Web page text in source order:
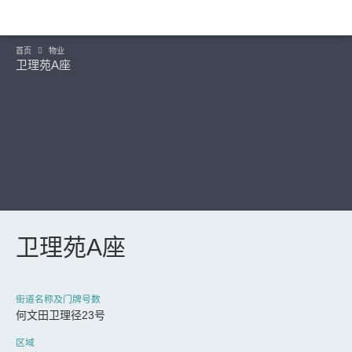
首页 物业
卫理苑A座
卫理苑A座
街道名称及门牌号数
何文田卫理径23号
区域